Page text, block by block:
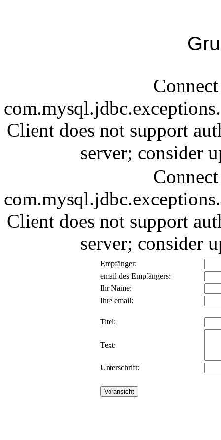
Client does not support
server; consider
Client does not support
server; consider
Empfänger:
email des Empfängers:
Ihr Name:
Ihre email:
Titel:
Text:
Unterschrift: